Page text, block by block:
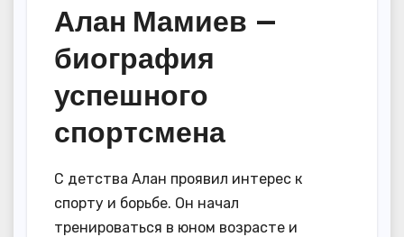
Алан Мамиев —
биография
успешного
спортсмена
С детства Алан проявил интерес к
спорту и борьбе. Он начал
тренироваться в юном возрасте и